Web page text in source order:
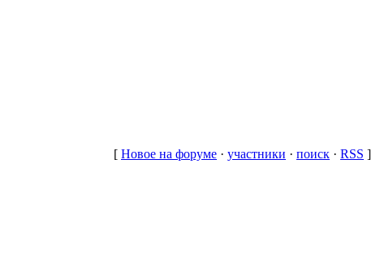
[ Новое на форуме · участники · поиск · RSS ]